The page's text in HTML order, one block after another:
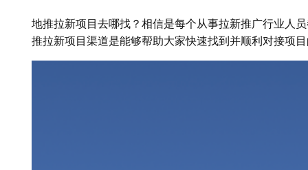
地推拉新项目去哪找？相信是每个从事拉新推广行业人
推拉新项目渠道是能够帮助大家快速找到并顺利对接项